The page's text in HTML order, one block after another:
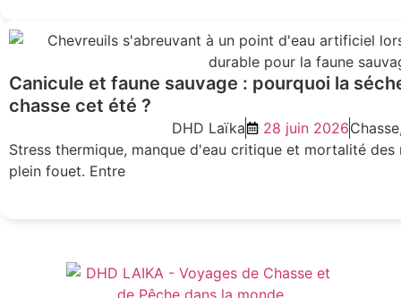
Canicule et faune sauvage : pourquoi la
chasse cet été ?
DHD Laïka 28 juin 2026Chasse
Stress thermique, manque d'eau critique et mortalité
plein fouet. Entre